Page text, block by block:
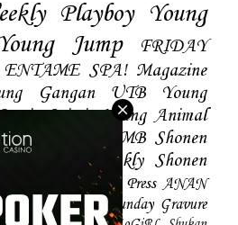
Playboy Young
Jump
FRIDAY
ENTAME SPA! Magazine
Gangan UTB
Young
Spirtis Young Animal
BUBKA BOMB Shonen
Weekly Shonen
Hustle Press ANAN
Young Sunday Gravure